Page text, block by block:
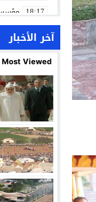
18:17
14:57
بن
11:33 كمال
11:05
21:28
آخر الأخبار
Most Viewed